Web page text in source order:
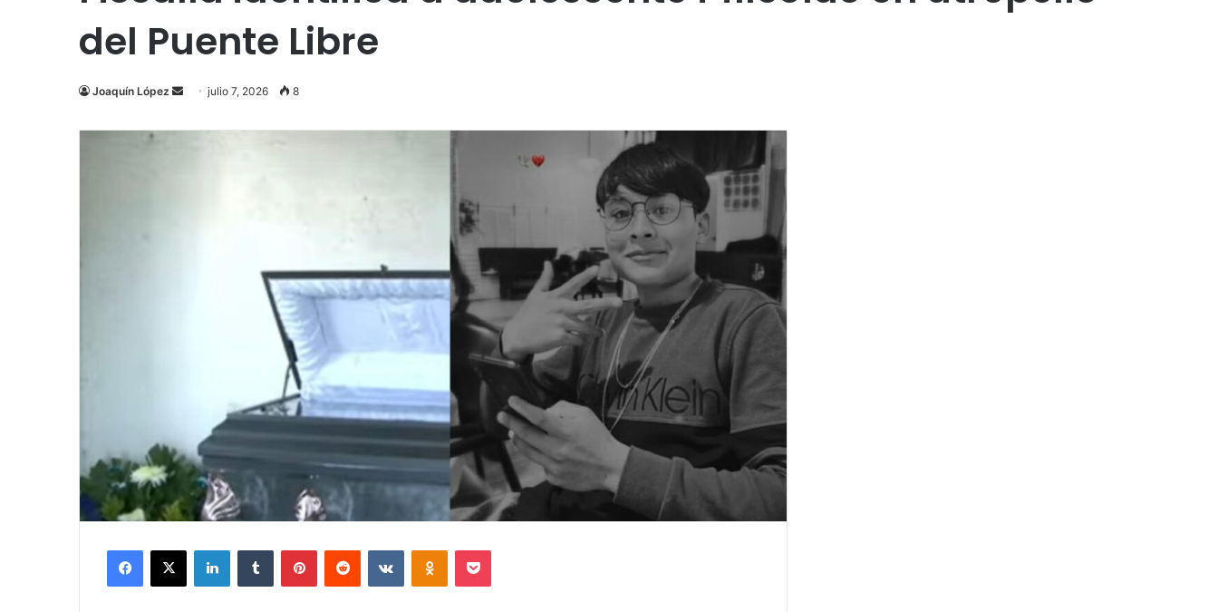
del Puente Libre
Joaquín López
Send
email
julio 7, 2026 8
Facebook
X LinkedInTumblr PinterestReddit VKontakteOdnoklassniki
Pocket